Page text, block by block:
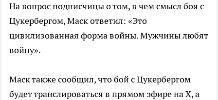
На вопрос подписчицы о том, в чем смысл боя с
Цукербергом, Маск ответил: «Это
цивилизованная форма войны. Мужчины любят
войну».
Маск также сообщил, что бой с Цукербергом
будет транслироваться в прямом эфире на X, а